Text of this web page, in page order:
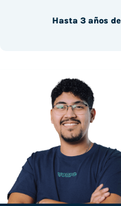
Hasta 3 años